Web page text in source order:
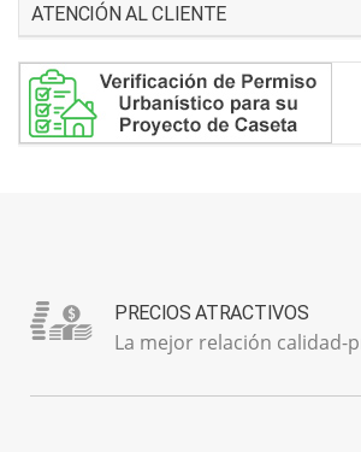
ATENCIÓN AL CLIENTE
PRECIOS ATRACTIVOS
La mejor relación calidad-